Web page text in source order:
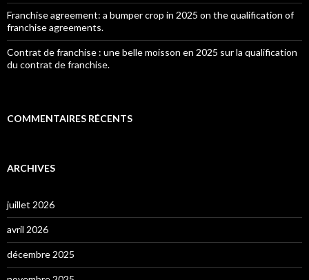
Franchise agreement: a bumper crop in 2025 on the qualification of
franchise agreements.
Contrat de franchise : une belle moisson en 2025 sur la qualification
du contrat de franchise.
COMMENTAIRES RÉCENTS
ARCHIVES
juillet 2026
avril 2026
décembre 2025